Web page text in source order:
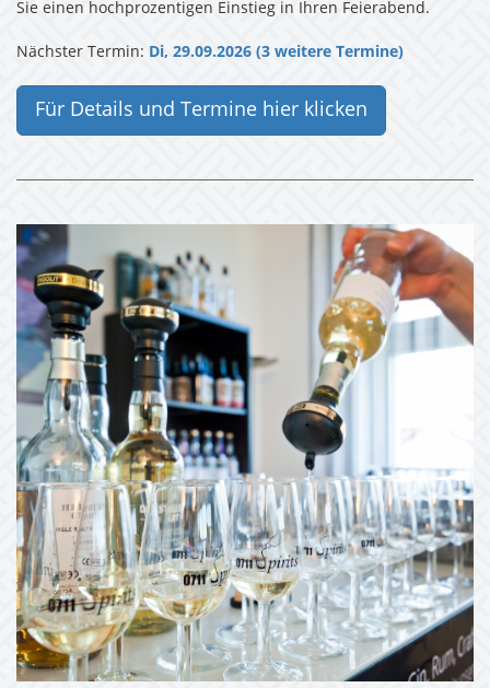
Sie einen hochprozentigen Einstieg in Ihren Feierabend.
Nächster Termin: Di, 29.09.2026 (3 weitere Termine)
Für Details und Termine hier klicken